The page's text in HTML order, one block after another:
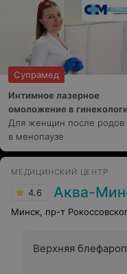
Супрамед
Интимное лазерное
омоложение в
Для женщин после родов
в менопаузе
МЕДИЦИНСКИЙ ЦЕНТР
4.6 Аква-
Минск, пр-т
Верхняя